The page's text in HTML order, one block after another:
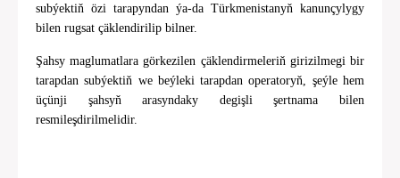
subýektiň özi tarapyndan ýa-da Türkmenistanyň kanunçylygy
bilen rugsat çäklendirilip bilner.
Şahsy maglumatlara görkezilen çäklendirmeleriň girizilmegi bir
tarapdan subýektiň we beýleki tarapdan operatoryň, şeýle hem
üçünji şahsyň arasyndaky degişli şertnama bilen
resmileşdirilmelidir.